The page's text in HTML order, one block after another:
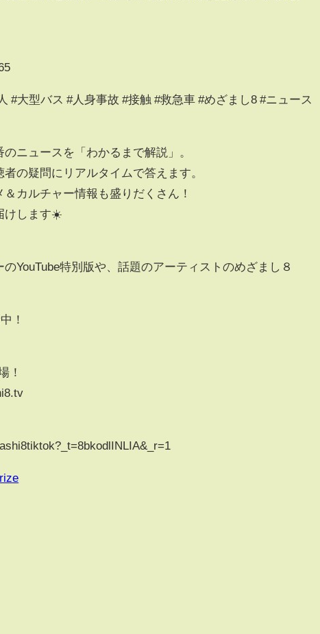
#大型バス #人身事故 #接触 #救急車 #めざまし8 #ニュース
ニュースを「わかるまで解説」。
の疑問にリアルタイムで答えます。
カルチャー情報も盛りだくさん！
けします☀️
のYouTube特別版や、話題のアーティストのめざまし８
！
！